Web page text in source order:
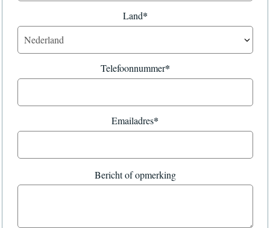
Land*
Telefoonnummer*
Emailadres*
Bericht of opmerking